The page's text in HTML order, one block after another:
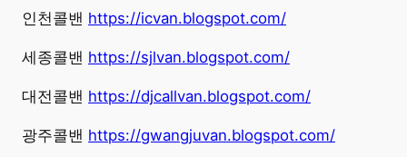
인천콜밴 https://icvan.blogspot.com/
세종콜밴 https://sjlvan.blogspot.com/
대전콜밴 https://djcallvan.blogspot.com/
광주콜밴 https://gwangjuvan.blogspot.com/